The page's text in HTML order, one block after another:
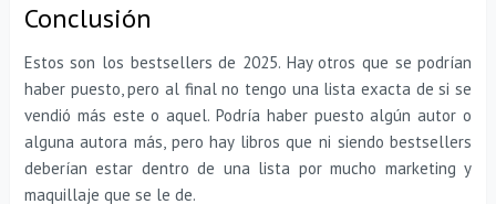
Conclusión
Estos son los bestsellers de 2025. Hay otros que se podrían
haber puesto, pero al final no tengo una lista exacta de si se
vendió más este o aquel. Podría haber puesto algún autor o
alguna autora más, pero hay libros que ni siendo bestsellers
deberían estar dentro de una lista por mucho marketing y
maquillaje que se le de.